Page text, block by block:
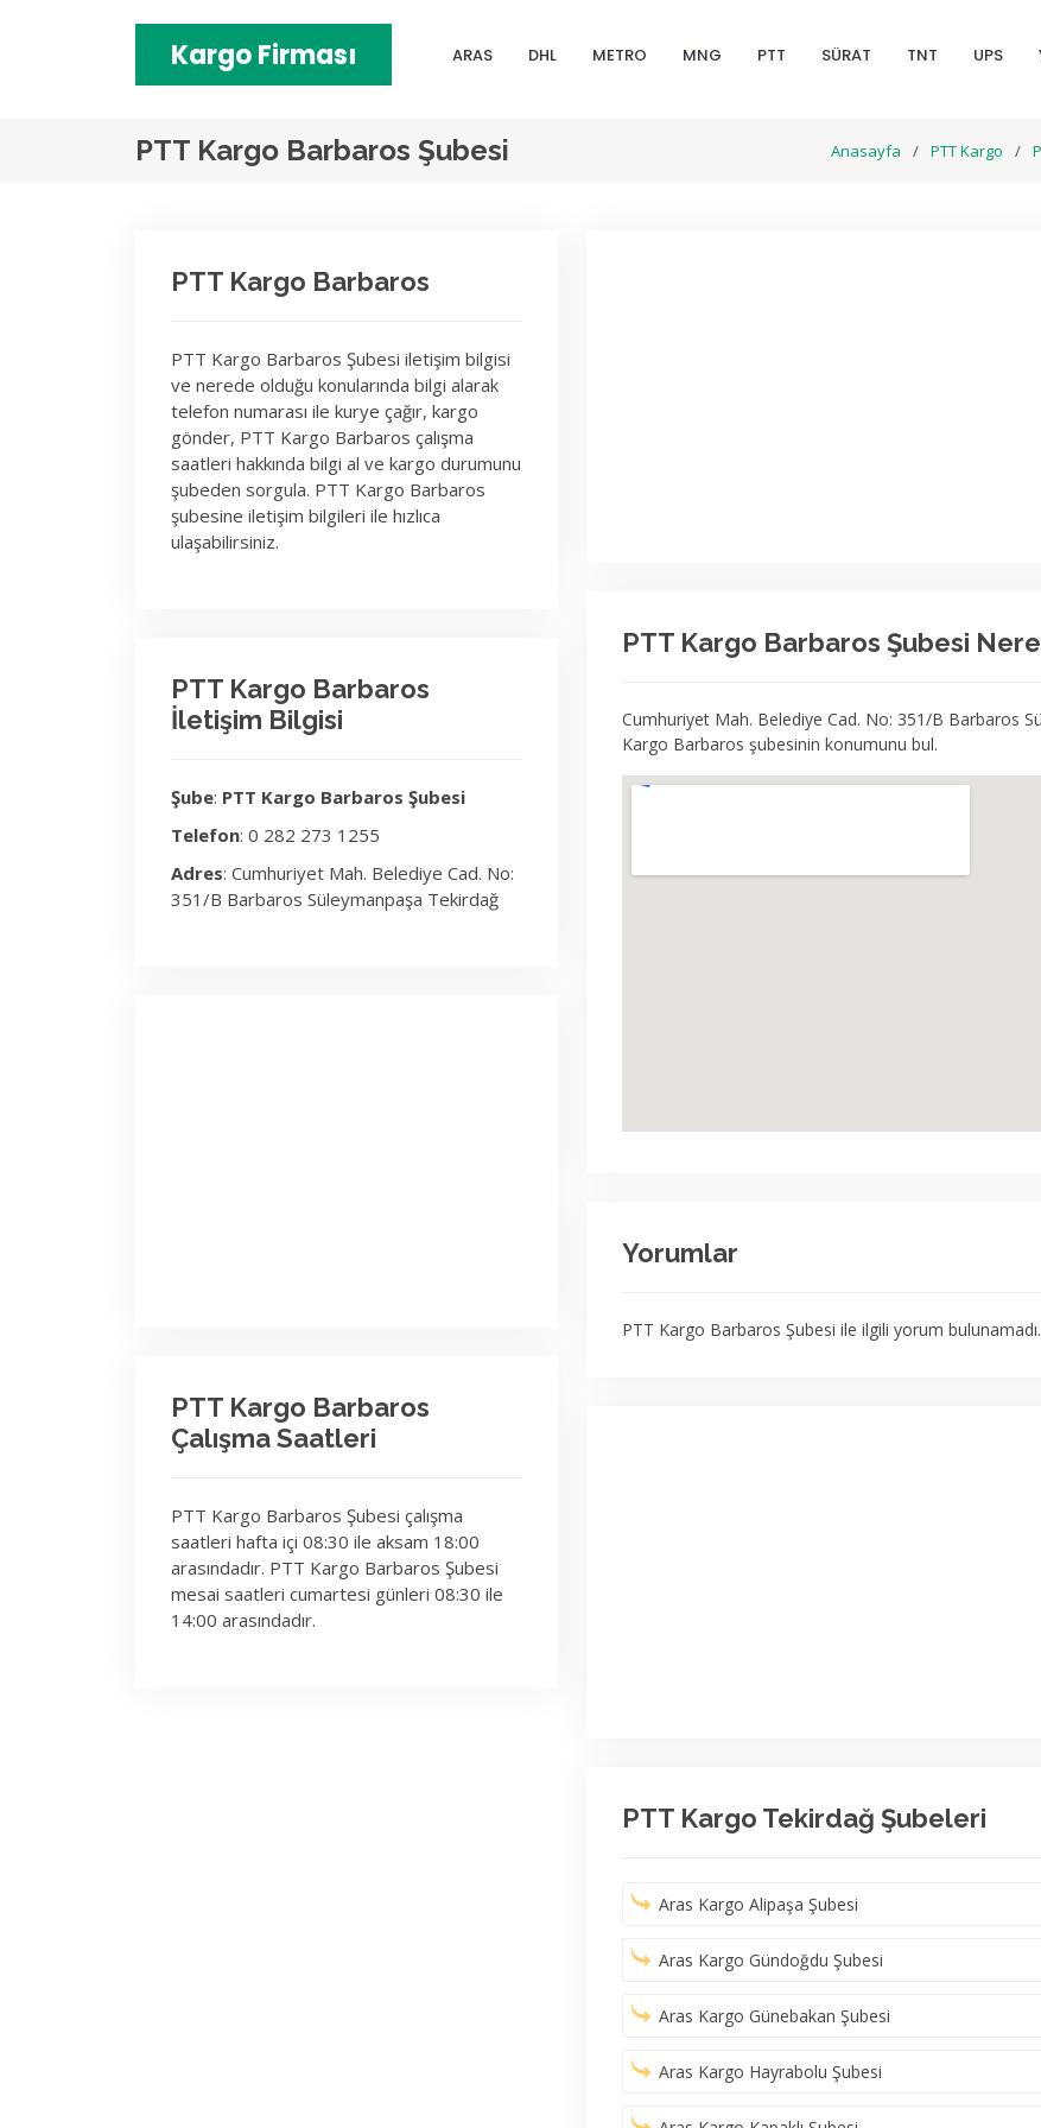
Kargo Firması ARAS DHL METRO MNG PTT SÜRAT TNT UPS
PTT Kargo Barbaros Şubesi Anasayfa PTT Kargo
PTT Kargo Barbaros
PTT Kargo Barbaros Şubesi iletişim bilgisi
ve nerede olduğu konularında bilgi alarak
telefon numarası ile kurye çağır, kargo
gönder, PTT Kargo Barbaros çalışma
saatleri hakkında bilgi al ve kargo durumunu
şubeden sorgula. PTT Kargo Barbaros
şubesine iletişim bilgileri ile hızlıca
ulaşabilirsiniz.
PTT Kargo Barbaros
İletişim Bilgisi
Şube: PTT Kargo Barbaros Şubesi
Telefon: 0 282 273 1255
Adres: Cumhuriyet Mah. Belediye Cad. No:
351/B Barbaros Süleymanpaşa Tekirdağ
PTT Kargo Barbaros
Çalışma Saatleri
PTT Kargo Barbaros Şubesi çalışma
saatleri hafta içi 08:30 ile aksam 18:00
arasındadır. PTT Kargo Barbaros Şubesi
mesai saatleri cumartesi günleri 08:30 ile
14:00 arasındadır.
PTT Kargo Barbaros Şubesi
Cumhuriyet Mah. Belediye Cad. No: 351/B Barbaros
Kargo Barbaros şubesinin konumunu bul.
Yorumlar
PTT Kargo Barbaros Şubesi ile ilgili yorum bulunamadı.
PTT Kargo Tekirdağ Şubeleri
Aras Kargo Alipaşa Şubesi
Aras Kargo Gündoğdu Şubesi
Aras Kargo Günebakan Şubesi
Aras Kargo Hayrabolu Şubesi